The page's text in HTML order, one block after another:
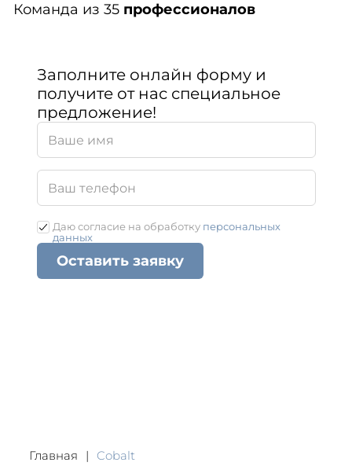
Команда из 35 профессионалов
Заполните онлайн форму и
получите от нас специальное
предложение!
Даю согласие на обработку персональных
данных
Оставить заявку
Главная Cobalt